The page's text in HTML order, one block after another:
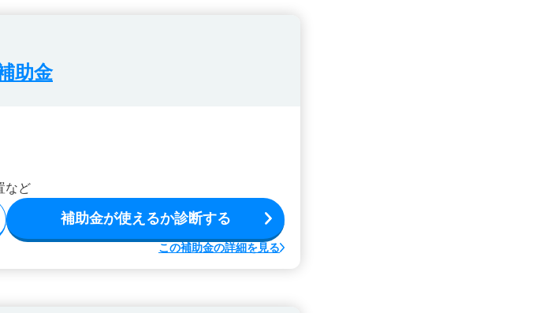
助金
など
補助金が使えるか診断する
この補助金の詳細を見る